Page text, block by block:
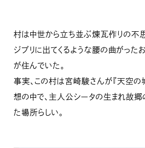
村は中世から立ち並ぶ煉瓦作りの不
ジブリに出てくるような腰の曲がった
が住んでいた。
事実、この村は宮崎駿さんが『天空の
想の中で、主人公シータの生まれ故郷
た場所らしい。